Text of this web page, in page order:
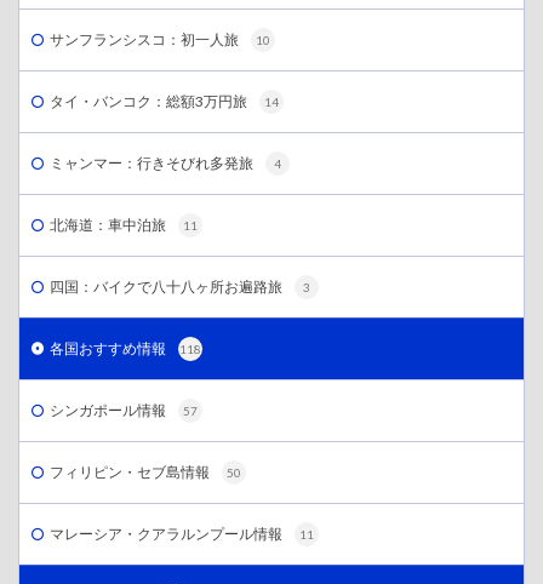
サンフランシスコ：初一人旅 10
タイ・バンコク：総額3万円旅 14
ミャンマー：行きそびれ多発旅 4
北海道：車中泊旅 11
四国：バイクで八十八ヶ所お遍路旅 3
各国おすすめ情報 118
シンガポール情報 57
フィリピン・セブ島情報 50
マレーシア・クアラルンプール情報 11